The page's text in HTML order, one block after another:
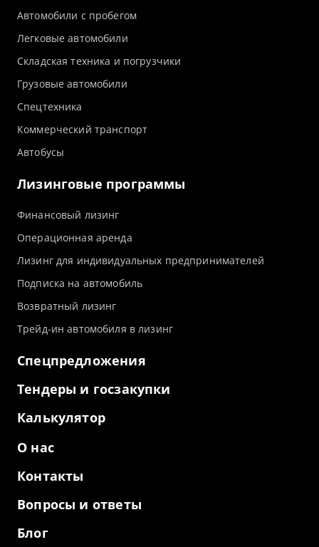
Автомобили с пробегом
Легковые автомобили
Складская техника и погрузчики
Грузовые автомобили
Спецтехника
Коммерческий транспорт
Автобусы
Лизинговые программы
Финансовый лизинг
Операционная аренда
Лизинг для индивидуальных предпринимателей
Подписка на автомобиль
Возвратный лизинг
Трейд-ин автомобиля в лизинг
Спецпредложения
Тендеры и госзакупки
Калькулятор
О нас
Контакты
Вопросы и ответы
Блог